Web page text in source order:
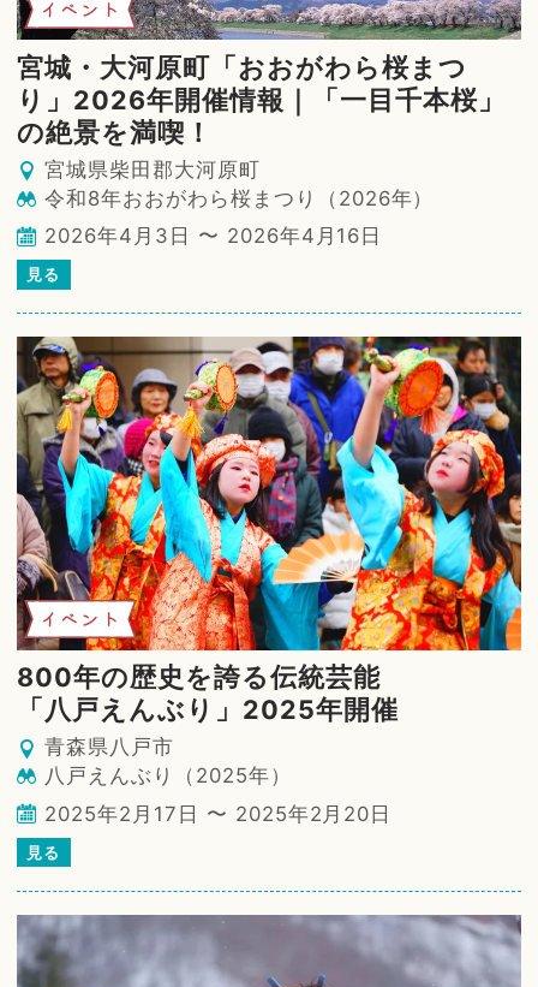
イベント
宮城・大河原町「おおがわら桜まつ
り」2026年開催情報｜「一目千本桜」
の絶景を満喫！
宮城県柴田郡大河原町
令和8年おおがわら桜まつり（2026年）
2026年4月3日 〜 2026年4月16日
見る
イベント
800年の歴史を誇る伝統芸能
「八戸えんぶり」2025年開催
青森県八戸市
八戸えんぶり（2025年）
2025年2月17日 〜 2025年2月20日
見る